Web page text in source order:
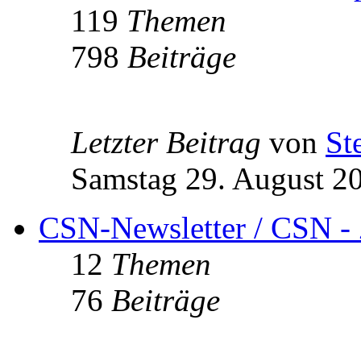
119 Themen
798 Beiträge
Letzter Beitrag von
Samstag 29. August
CSN-Newsletter / CSN
12 Themen
76 Beiträge